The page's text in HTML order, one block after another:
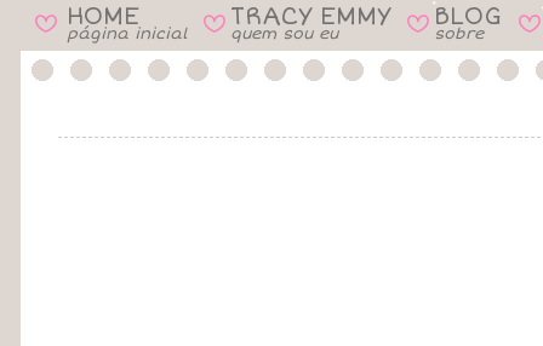
B HOME
página inicial B TRACY EMMY
quem sou eu B BLOG
sobre B